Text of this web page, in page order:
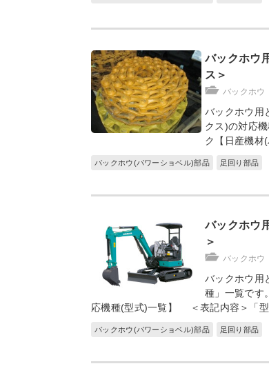
バックホウ
ス＞
バックホウ
バックホウ用
クス)の対応
ク【日産機
バックホウ(パワーショベル)部品 足回り部品
バックホウ
＞
バックホウ
バックホウ用
種」一覧です
応機種(型式)一覧】 ＜表記内容＞「型
バックホウ(パワーショベル)部品 足回り部品